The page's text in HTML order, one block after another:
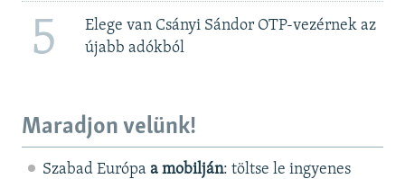
5
Elege van Csányi Sándor OTP-vezérnek az
újabb adókból
Maradjon velünk!
Szabad Európa a mobilján: töltse le ingyenes